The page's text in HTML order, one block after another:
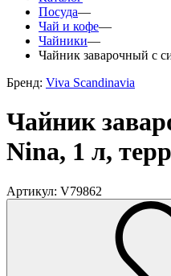
Посуда—
Чай и кофе—
Чайники—
Чайник заварочный с
Бренд: Viva Scandinavia
Чайник
Nina, 1 л,
Артикул: V79862